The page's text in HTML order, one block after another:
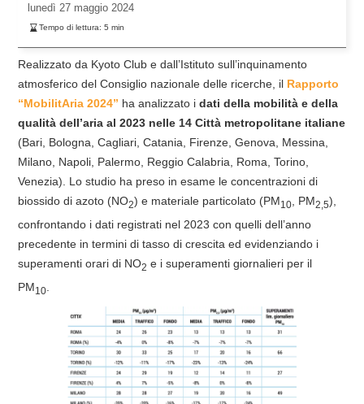
lunedì 27 maggio 2024
Tempo di lettura:5 min
Realizzato da Kyoto Club e dall’Istituto sull’inquinamento
atmosferico del Consiglio nazionale delle ricerche, il Rapporto
“MobilitAria 2024” ha analizzato i dati della mobilità e della
qualità dell’aria al 2023 nelle 14 Città metropolitane italiane
(Bari, Bologna, Cagliari, Catania, Firenze, Genova, Messina,
Milano, Napoli, Palermo, Reggio Calabria, Roma, Torino,
Venezia). Lo studio ha preso in esame le concentrazioni di
biossido di azoto (NO2) e materiale particolato (PM10 , PM2,5),
confrontando i dati registrati nel 2023 con quelli dell’anno
precedente in termini di tasso di crescita ed evidenziando i
superamenti orari di NO2 e i superamenti giornalieri per il
PM10